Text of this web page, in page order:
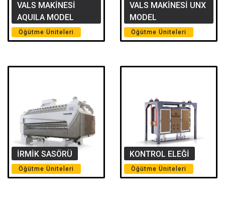
VALS MAKİNESİ
AQUILA MODEL
Öğütme Üniteleri
VALS MAKİNESİ UNX
MODEL
Öğütme Üniteleri
İRMIK SASÖRÜ
Öğütme Üniteleri
KONTROL ELEĞİ
Öğütme Üniteleri